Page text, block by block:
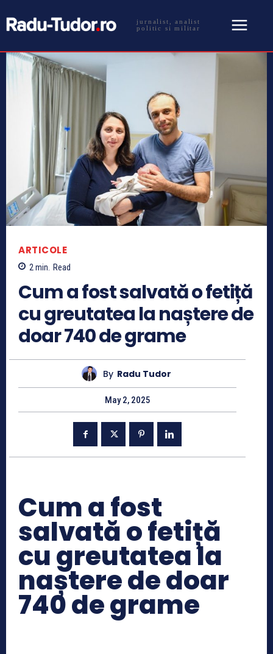
jurnalist, analist
politic si militar
ARTICOLE
2 min. Read
Cum a fost salvată o fetiță
cu greutatea la naștere de
doar 740 de grame
By Radu Tudor
May 2, 2025
Cum a fost
salvată o fetiță
cu greutatea la
naștere de doar
740 de grame